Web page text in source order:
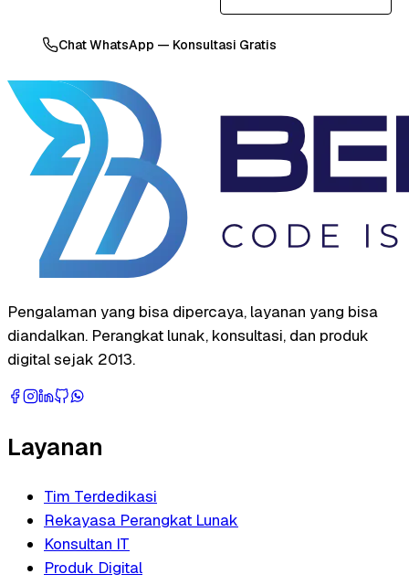
Chat WhatsApp — Konsultasi Gratis
Pengalaman yang bisa dipercaya, layanan yang bisa
diandalkan. Perangkat lunak, konsultasi, dan produk
digital sejak 2013.
Layanan
Tim Terdedikasi
Rekayasa Perangkat Lunak
Konsultan IT
Produk Digital